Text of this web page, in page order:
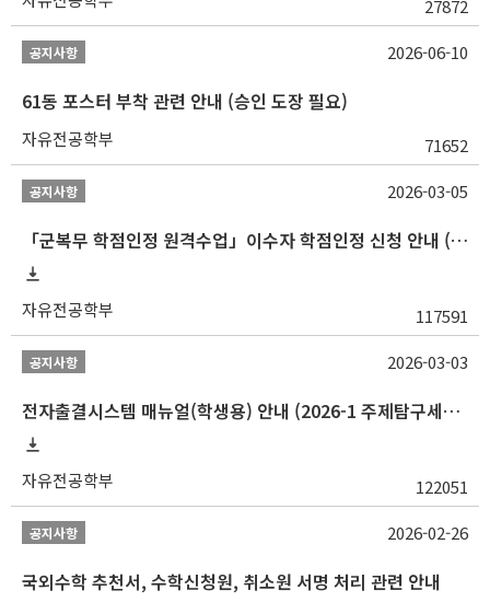
27872
공지사항
61동 포스터 부착 관련 안내 (승인 도장 필요)
자유전공학부 71652
2026-06-10
공지사항
「군복무 학점인정 원격수업」이수자 학점인정 신청 안내 (2025-2 이전 군복무 원격수업 수강자 필독)
자유전공학부 117591
2026-03-05
공지사항
전자출결시스템 매뉴얼(학생용) 안내 (2026-1 주제탐구세미나 1 (001 분반) 등)
자유전공학부 122051
2026-03-03
공지사항
국외수학 추천서, 수학신청원, 취소원 서명 처리 관련 안내
2026-02-26